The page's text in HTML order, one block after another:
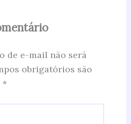
de e-mail não será
obrigatórios são
*